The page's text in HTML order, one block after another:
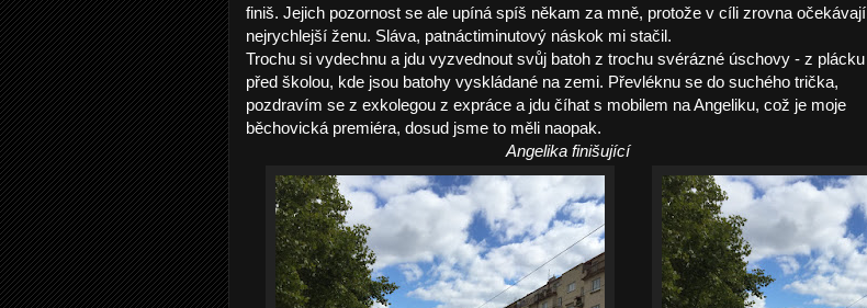
finiš. Jejich pozornost se ale upíná spíš někam za mně, protože v cíli zrovna očekávají
nejrychlejší ženu. Sláva, patnáctiminutový náskok mi stačil.
Trochu si vydechnu a jdu vyzvednout svůj batoh z trochu svérázné úschovy - z plácku
před školou, kde jsou batohy vyskládané na zemi. Převléknu se do suchého trička,
pozdravím se z exkolegou z expráce a jdu číhat s mobilem na Angeliku, což je moje
běchovická premiéra, dosud jsme to měli naopak.
Angelika finišující